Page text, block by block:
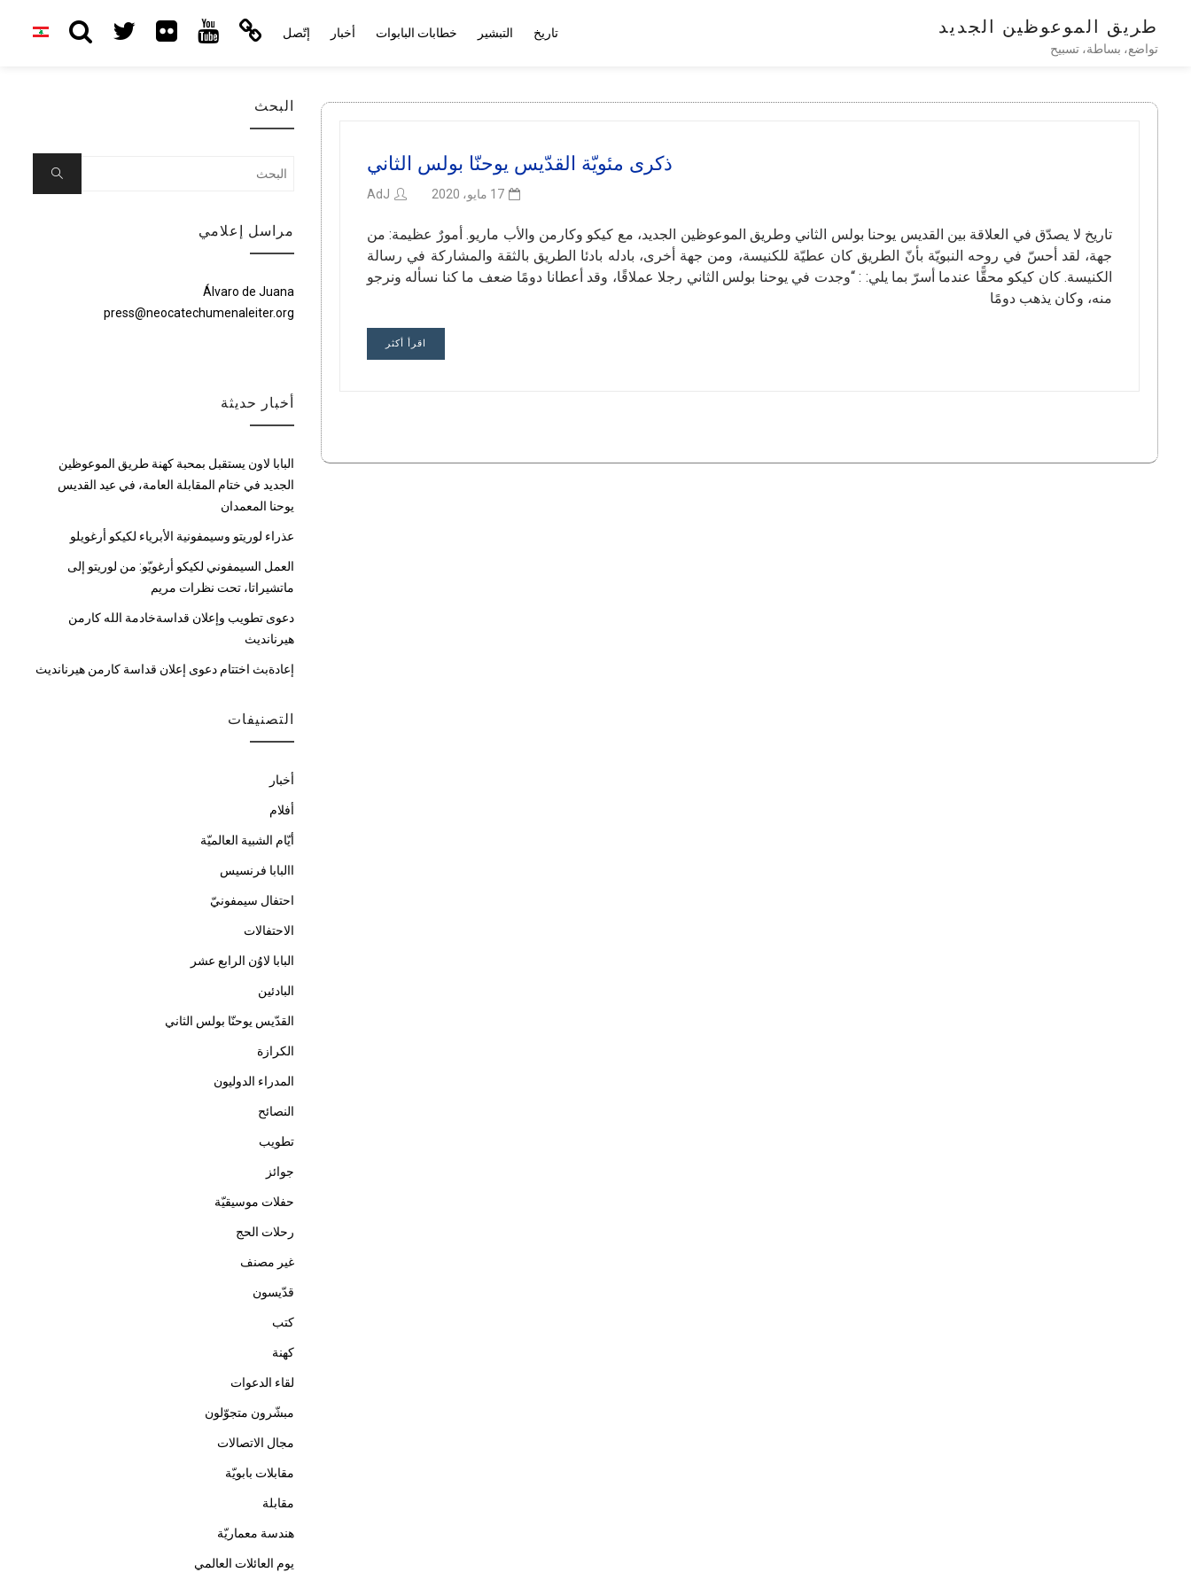
طريق الموعوظين الجديد
تواضع، بساطة، تسبيح
تاريخ التبشير خطابات البابوات أخبار إتّصل
ذكرى مئويّة القدّيس يوحنّا بولس الثاني
17 مايو، 2020 AdJ
تاريخ لا يصدّق في العلاقة بين القديس يوحنا بولس الثاني وطريق الموعوظين الجديد، مع كيكو وكارمن والأب ماريو. أمورٌ عظيمة: من
جهة، لقد أحسّ في روحه النبويّة بأنّ الطريق كان عطيّة للكنيسة، ومن جهة أخرى، بادله بادئا الطريق بالثقة والمشاركة في رسالة
الكنيسة. كان كيكو محقًّا عندما أسرّ بما يلي: : “وجدت في يوحنا بولس الثاني رجلا عملاقًا، وقد أعطانا دومًا ضعف ما كنا نسأله ونرجو
منه، وكان يذهب دومًا
اقرأ أكثر
البحث
Search
Search
مراسل إعلامي
Álvaro de Juana
press@neocatechumenaleiter.org
أخبار حديثة
البابا لاون يستقبل بمحبة كهنة طريق الموعوظين
الجديد في ختام المقابلة العامة، في عيد القديس
يوحنا المعمدان
عذراء لوريتو وسيمفونية الأبرياء لكيكو أرغويلو
العمل السيمفوني لكيكو أرغويّو: من لوريتو إلى
ماتشيراتا، تحت نظرات مريم
دعوى تطويب وإعلان قداسةخادمة الله كارمن
هيرنانديث
إعادةبث اختتام دعوى إعلان قداسة كارمن هيرنانديث
التصنيفات
أخبار
أفلام
أيّام الشبية العالميّة
االبابا فرنسيس
احتفال سيمفونيّ
الاحتفالات
البابا لاوُن الرابع عشر
البادئين
القدّيس يوحنّا بولس الثاني
الكرازة
المدراء الدوليون
النصائح
تطويب
جوائز
حفلات موسيقيّة
رحلات الحج
غير مصنف
قدّيسون
كتب
كهنة
لقاء الدعوات
مبشّرون متجوّلون
مجال الاتصالات
مقابلات بابويّة
مقابلة
هندسة معماريّة
يوم العائلات العالمي